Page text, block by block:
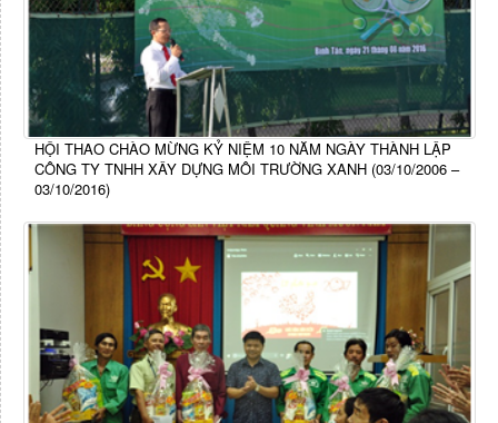
HỘI THAO CHÀO MỪNG KỶ NIỆM 10 NĂM NGÀY THÀNH LẬP
CÔNG TY TNHH XÂY DỰNG MÔI TRƯỜNG XANH (03/10/2006 –
03/10/2016)